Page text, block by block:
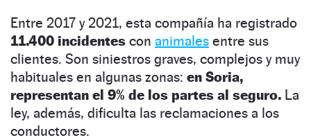
Entre 2017 y 2021, esta compañía ha registrado
11.400 incidentes con animales entre sus
clientes. Son siniestros graves, complejos y muy
habituales en algunas zonas: en Soria,
representan el 9% de los partes al seguro. La
ley, además, dificulta las reclamaciones a los
conductores.